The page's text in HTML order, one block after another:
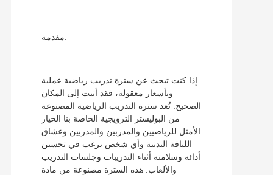
مقدمة:
إذا كنت تبحث عن سترة تدريب رياضية عملية
وبأسعار معقولة، فقد أتيت إلى المكان
الصحيح. تُعد سترة التدريب الرياضية المصنوعة
من البوليستر الترويجية الخاصة بنا الخيار
الأمثل للرياضيين والمدربين والمدربين وعشاق
اللياقة البدنية وأي شخص يرغب في تحسين
أدائه وسلامته أثناء التدريبات وجلسات التدريب
والألعاب. هذه السترة مصنوعة من مادة